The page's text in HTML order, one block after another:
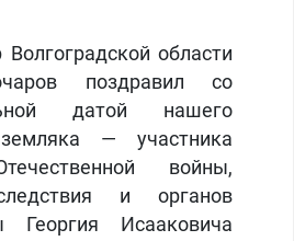
Волгоградской области
поздравил со
датой нашего
— участника
войны,
и органов
Георгия Исааковича